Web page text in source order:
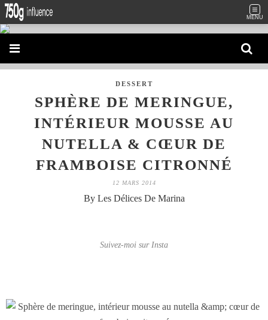
MENU
DESSERT
SPHÈRE DE MERINGUE,
INTÉRIEUR MOUSSE AU
NUTELLA & CŒUR DE
FRAMBOISE CITRONNÉ
12 MARS 2014
By Les Délices De Marina
Suivez-moi sur Insta